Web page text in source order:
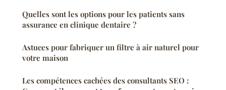
Quelles sont les options pour les patients sans
assurance en clinique dentaire ?
Astuces pour fabriquer un filtre à air naturel pour
votre maison
Les compétences cachées des consultants SEO :